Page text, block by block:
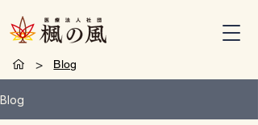
> Blog
Blog